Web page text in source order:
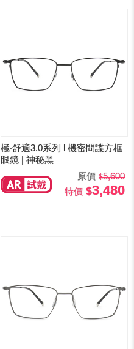
極‧舒適3.0系列 l 機密間諜方框
眼鏡 | 神秘黑
原價
5,600
特價
3,480